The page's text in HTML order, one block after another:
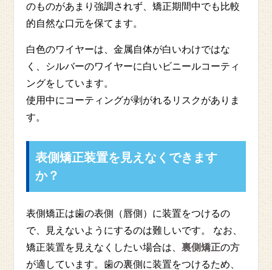
のものがあまり強調されず、矯正期間中でも比較
的自然な口元を保てます。
白色のワイヤーは、金属自体が白いわけではな
く、シルバーのワイヤーに白いビニールコーティ
ングをしています。
使用中にコーティングが剥がれるリスクがありま
す。
表側矯正装置を見えなくできます
か？
表側矯正は歯の表側（唇側）に装置をつけるの
で、見えないようにするのは難しいです。 なお、
矯正装置を見えなくしたい場合は、裏側矯正の方
が適しています。歯の裏側に装置をつけるため、